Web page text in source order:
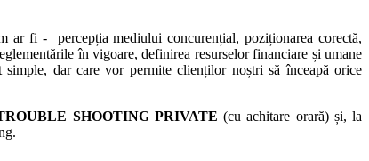
fi - percepția mediului concurențial, poziționarea corectă,
în vigoare, definirea resurselor financiare și umane
dar care vor permite clienților noștri să înceapă orice
SHOOTING PRIVATE (cu achitare orară) și, la